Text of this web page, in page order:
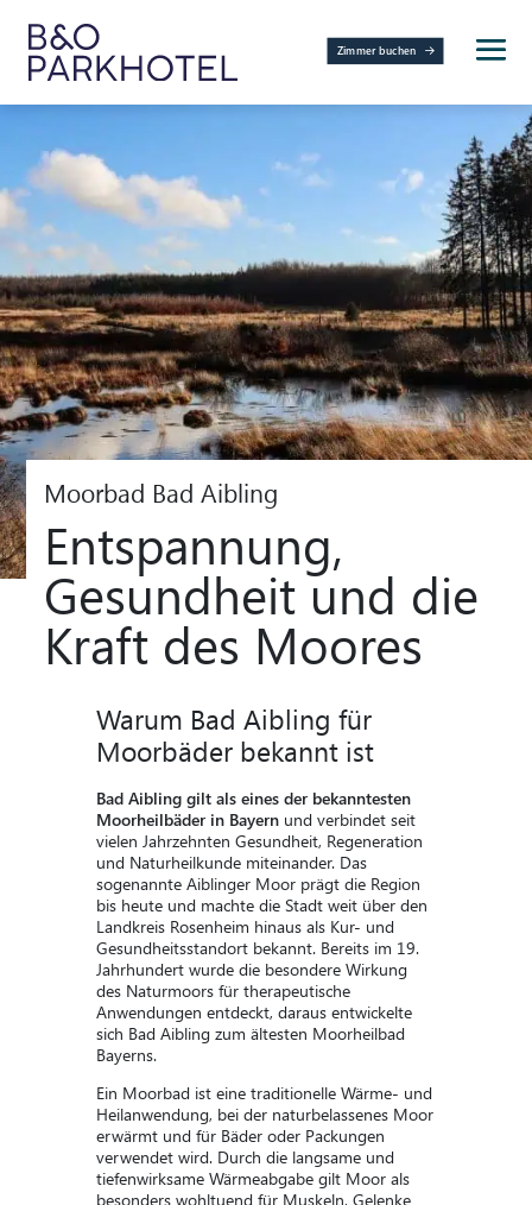
Zimmer buchen
Moorbad Bad Aibling
Entspannung,
Gesundheit und die
Kraft des Moores
Warum Bad Aibling für
Moorbäder bekannt ist
Bad Aibling gilt als eines der bekanntesten
Moorheilbäder in Bayern und verbindet seit
vielen Jahrzehnten Gesundheit, Regeneration
und Naturheilkunde miteinander. Das
sogenannte Aiblinger Moor prägt die Region
bis heute und machte die Stadt weit über den
Landkreis Rosenheim hinaus als Kur- und
Gesundheitsstandort bekannt. Bereits im 19.
Jahrhundert wurde die besondere Wirkung
des Naturmoors für therapeutische
Anwendungen entdeckt, darausentwickelte
sich Bad Aibling zum ältesten Moorheilbad
Bayerns.
Ein Moorbad ist eine traditionelle Wärme- und
Heilanwendung, bei der naturbelassenes Moor
erwärmt und für Bäder oder Packungen
verwendet wird. Durch die langsame und
tiefenwirksame Wärmeabgabe gilt Moor als
besonders wohltuend für Muskeln, Gelenke